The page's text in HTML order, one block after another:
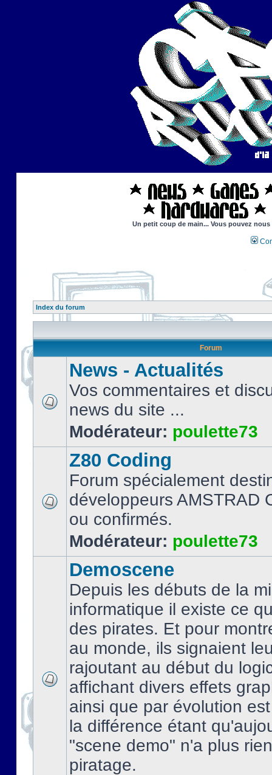
Un petit coup de main... Vous pouvez
Index du forum
Forum
News - Actualités
Vos commentaires et
news du site ...
Modérateur: poulette73
Z80 Coding
Forum spécialement
développeurs AMSTRAD
ou confirmés.
Modérateur: poulette73
Demoscene
Depuis les débuts de la
informatique il existe ce
des pirates. Et pour
au monde, ils signaient
rajoutant au début du
affichant divers effets
ainsi que par évolution
la différence étant
"scene demo" n'a plus
piratage.